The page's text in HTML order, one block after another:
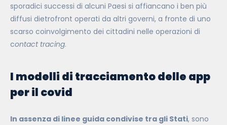
sporadici successi di alcuni Paesi si affiancano i ben più
diffusi dietrofront operati da altri governi, a fronte di uno
scarso coinvolgimento dei cittadini nelle operazioni di
contact tracing.
I modelli di tracciamento delle app
per il covid
In assenza di linee guida condivise tra gli Stati, sono